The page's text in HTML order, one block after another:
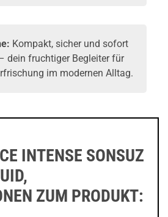
Kompakt, sicher und sofort
dein fruchtiger Begleiter für
im modernen Alltag.
INTENSE SONSUZ
ZUM PRODUKT: